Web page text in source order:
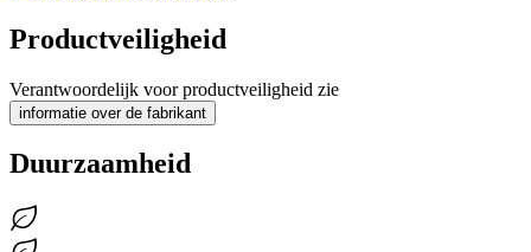
Productveiligheid
Verantwoordelijk voor productveiligheid zie
informatie over de fabrikant
Duurzaamheid